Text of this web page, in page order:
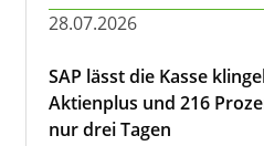
28.07.2026
SAP lässt die Kasse
Aktienplus und 216
nur drei Tagen